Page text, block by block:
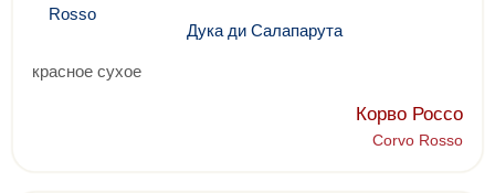
Дука ди Салапарута
красное сухое
Корво Россо
Corvo Rosso